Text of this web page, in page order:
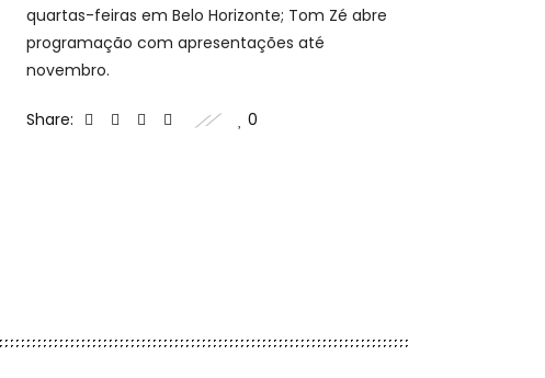
quartas-feiras em Belo Horizonte; Tom Zé abre
programação com apresentações até
novembro.
Share: 0